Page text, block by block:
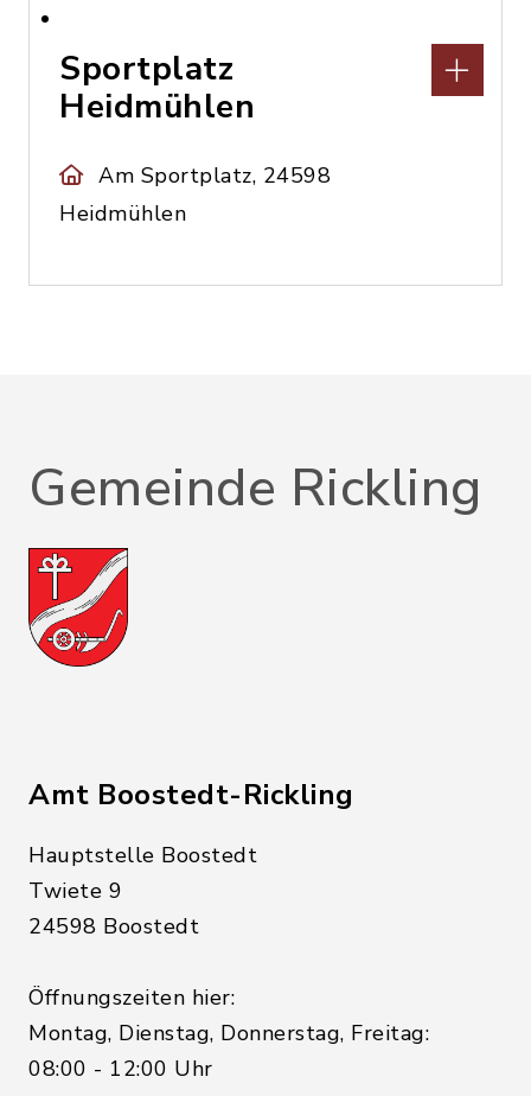
Sportplatz
Heidmühlen
Am Sportplatz, 24598
Heidmühlen
Gemeinde Rickling
Amt Boostedt-Rickling
Hauptstelle Boostedt
Twiete 9
24598 Boostedt
Öffnungszeiten hier:
Montag, Dienstag, Donnerstag, Freitag:
08:00 - 12:00 Uhr